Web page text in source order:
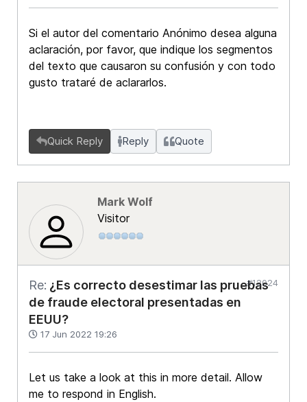
Si el autor del comentario Anónimo desea alguna
aclaración, por favor, que indique los segmentos
del texto que causaron su confusión y con todo
gusto trataré de aclararlos.
Quick Reply Reply Quote
Mark Wolf
Visitor
Re: ¿Es correcto desestimar las pruebas
de fraude electoral presentadas en
EEUU?
17 Jun 2022 19:26
#12024
Let us take a look at this in more detail. Allow
me to respond in English.